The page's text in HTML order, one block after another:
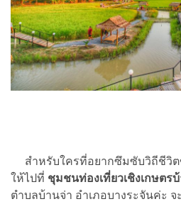
สำหรับใครที่อยากซึมซับวิถีชีวิต
ให้ไปที่ ชุมชนท่องเที่ยวเชิงเกษตร
ตำบลบ้านจ่า อำเภอบางระจันค่ะ